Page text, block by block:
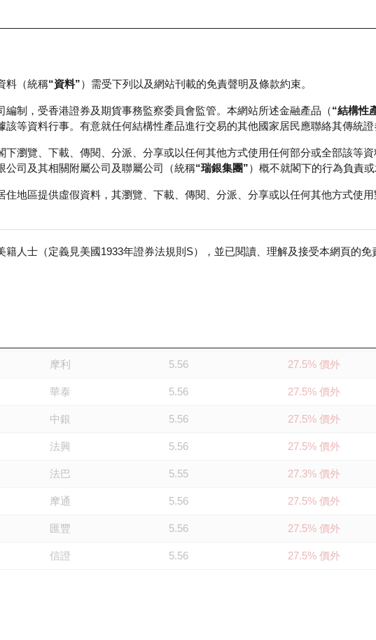
證市場統計 正股資料及市場統計 瑞銀輪證教室
料（統稱“資料”）需受下列以及網站刊載的免責聲明及條款約束。
編制，受香港證券及期貨事務監察委員會監管。本網站所述金融產品（“結構性
該等資料行事。有意就任何結構性產品進行交易的其他國家居民應聯絡其傳統
下瀏覽、下載、傳閱、分派、分享或以任何其他方式使用任何部分或全部該等
公司及其相關附屬公司及聯屬公司（統稱“瑞銀集團”）概不就閣下的行為負責
住地區提供虛假資料，其瀏覽、下載、傳閱、分派、分享或以任何其他方式使
籍人士（定義見美國1933年證券法規則S），並已閱讀、理解及接受本網頁的免
中國石油化工股份
證
摩利 5.56 27.5% 價外
華泰 5.56 27.5% 價外
中銀 5.56 27.5% 價外
法興 5.56 27.5% 價外
法巴 5.55 27.3% 價外
摩通 5.56 27.5% 價外
匯豐 5.56 27.5% 價外
信證 5.56 27.5% 價外